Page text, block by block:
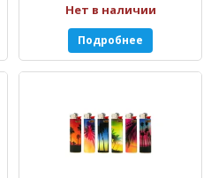
Нет в наличии
Подробнее